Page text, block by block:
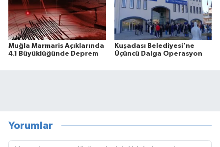
Muğla Marmaris Açıklarında
4.1 Büyüklüğünde Deprem
Kuşadası Belediyesi'ne
Üçüncü Dalga Operasyon
Yorumlar